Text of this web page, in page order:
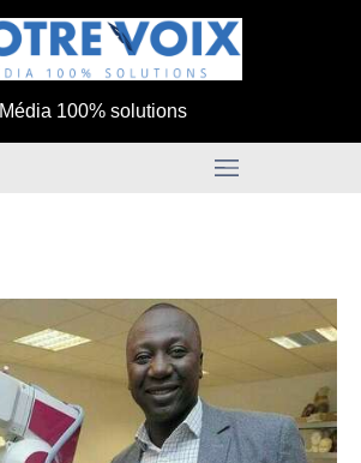
Média 100% solutions